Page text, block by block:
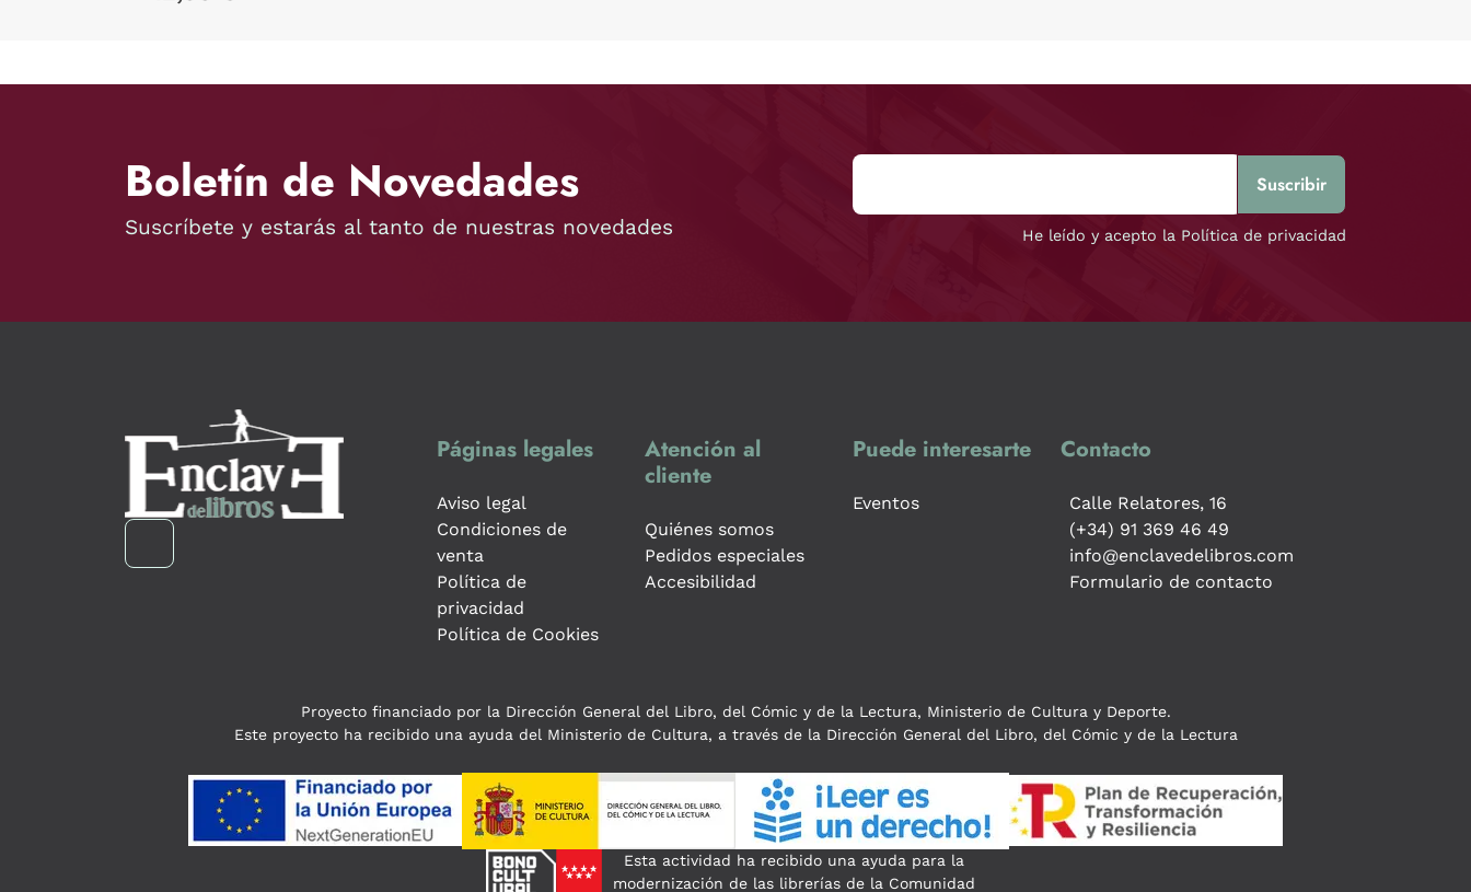
Boletín de Novedades
Suscríbete y estarás al tanto de nuestras novedades He leído y acepto la Política de privacidad
Páginas legales
Aviso legal
Condiciones de
venta
Política de
privacidad
Política de Cookies
Atención al
cliente
Quiénes somos
Pedidos especiales
Accesibilidad
Puede interesarte
Eventos
Contacto
Calle Relatores, 16
(+34) 91 369 46 49
info@enclavedelibros.com
Formulario de contacto
Proyecto financiado por la Dirección General del Libro, del Cómic y de la Lectura, Ministerio de Cultura y Deporte.
Este proyecto ha recibido una ayuda del Ministerio de Cultura, a través de la Dirección General del Libro, del Cómic y de la Lectura
Esta actividad ha recibido una ayuda para la
modernización de las librerías de la Comunidad